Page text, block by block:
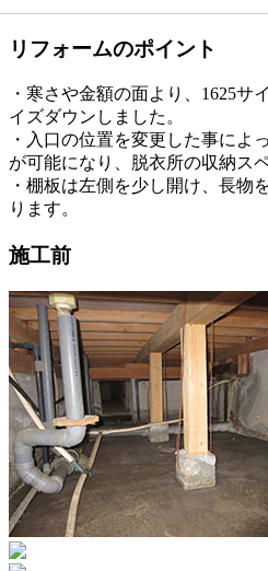
リフォームのポイント
・寒さや金額の面より、1625サ
イズダウンしました。
・入口の位置を変更した事によ
が可能になり、脱衣所の収納ス
・棚板は左側を少し開け、長物
ります。
施工前